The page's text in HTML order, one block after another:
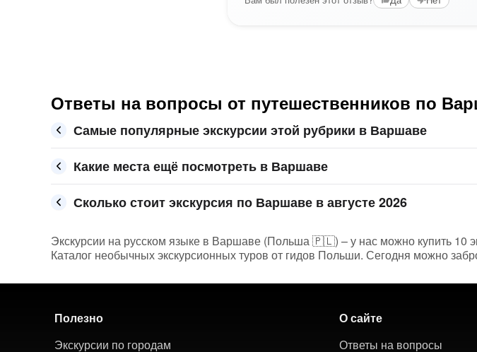
Ответы на вопросы от путешественников по
Самые популярные экскурсии этой рубрики в Варшаве
Какие места ещё посмотреть в Варшаве
Сколько стоит экскурсия по Варшаве в августе 2026
Экскурсии на русском языке в Варшаве (Польша 🇵🇱) – у нас можно купить 10
Каталог необычных экскурсионных туров от гидов Польши. Сегодня можно
Полезно
Экскурсии по городам
О сайте
Ответы на вопросы